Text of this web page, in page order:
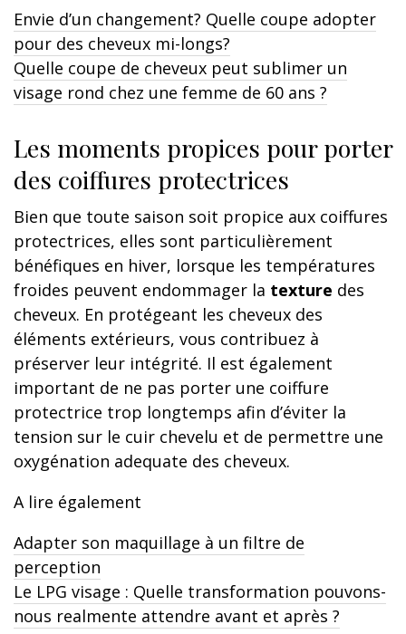
Envie d’un changement? Quelle coupe adopter
pour des cheveux mi-longs?
Quelle coupe de cheveux peut sublimer un
visage rond chez une femme de 60 ans ?
Les moments propices pour porter
des coiffures protectrices
Bien que toute saison soit propice aux coiffures
protectrices, elles sont particulièrement
bénéfiques en hiver, lorsque les températures
froides peuvent endommager la texture des
cheveux. En protégeant les cheveux des
éléments extérieurs, vous contribuez à
préserver leur intégrité. Il est également
important de ne pas porter une coiffure
protectrice trop longtemps afin d’éviter la
tension sur le cuir chevelu et de permettre une
oxygénation adequate des cheveux.
A lire également
Adapter son maquillage à un filtre de
perception
Le LPG visage : Quelle transformation pouvons-
nous realmente attendre avant et après ?